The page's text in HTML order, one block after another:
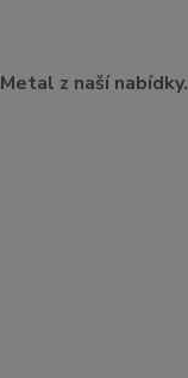
z naší nabídky.